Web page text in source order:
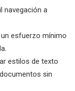
navegación a
esfuerzo mínimo
estilos de texto
sin